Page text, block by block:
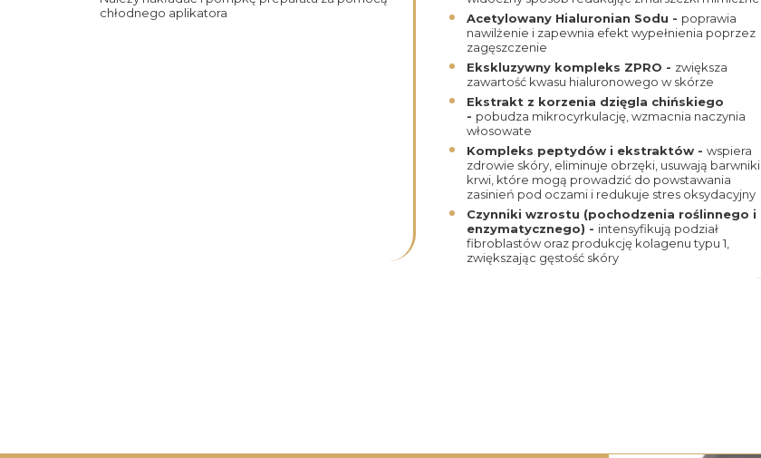
Acetylowany Hialuronian Sodu - poprawia
nawilżenie i zapewnia efekt wypełnienia poprzez
zagęszczenie
Ekskluzywny kompleks ZPRO - zwiększa
zawartość kwasu hialuronowego w skórze
Ekstrakt z korzenia dzięgla chińskiego
- pobudza mikrocyrkulację, wzmacnia naczynia
włosowate
Kompleks peptydów i ekstraktów - wspiera
zdrowie skóry, eliminuje obrzęki, usuwają barwniki
krwi, które mogą prowadzić do powstawania
zasinień pod oczami i redukuje stres oksydacyjny
Czynniki wzrostu (pochodzenia roślinnego i
enzymatycznego) - intensyfikują podział
fibroblastów oraz produkcję kolagenu typu 1,
zwiększając gęstość skóry
chłodnego aplikatora